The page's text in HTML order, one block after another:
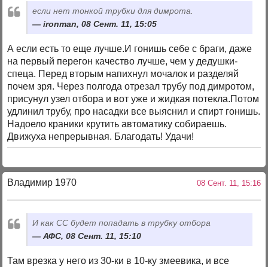
если нет тонкой трубки для димрота.
ironman, 08 Сент. 11, 15:05
А если есть то еще лучше.И гонишь себе с браги, даже
на первый перегон качество лучше, чем у дедушки-
спеца. Перед вторым напихнул мочалок и разделяй
почем зря. Через полгода отрезал трубу под димротом,
присунул узел отбора и вот уже и жидкая потекла.Потом
удлинил трубу, про насадки все выяснил и спирт гонишь.
Надоело краники крутить автоматику собираешь.
Движуха непрерывная. Благодать! Удачи!
Владимир 1970 08 Сент. 11, 15:16
И как СС будет попадать в трубку отбора
АФС, 08 Сент. 11, 15:10
Там врезка у него из 30-ки в 10-ку змеевика, и все